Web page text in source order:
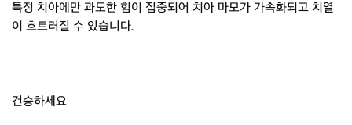
특정 치아에만 과도한 힘이 집중되어 치아 마모가 가속화되고 치열
이 흐트러질 수 있습니다.
건승하세요